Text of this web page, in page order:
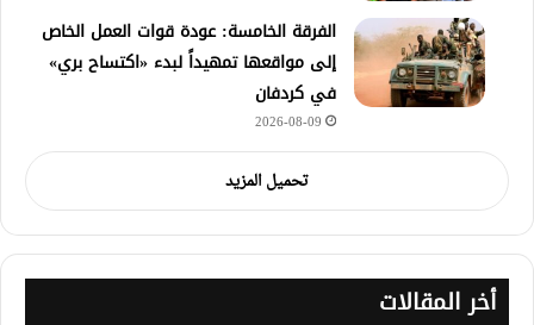
الفرقة الخامسة: عودة قوات العمل الخاص
إلى مواقعها تمهيداً لبدء «اكتساح بري»
في كردفان
2026-08-09
تحميل المزيد
أخر المقالات